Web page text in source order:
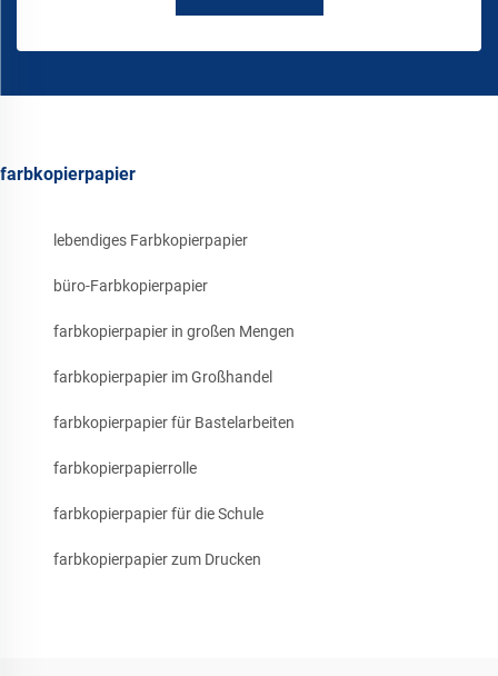
farbkopierpapier
lebendiges Farbkopierpapier
büro-Farbkopierpapier
farbkopierpapier in großen Mengen
farbkopierpapier im Großhandel
farbkopierpapier für Bastelarbeiten
farbkopierpapierrolle
farbkopierpapier für die Schule
farbkopierpapier zum Drucken